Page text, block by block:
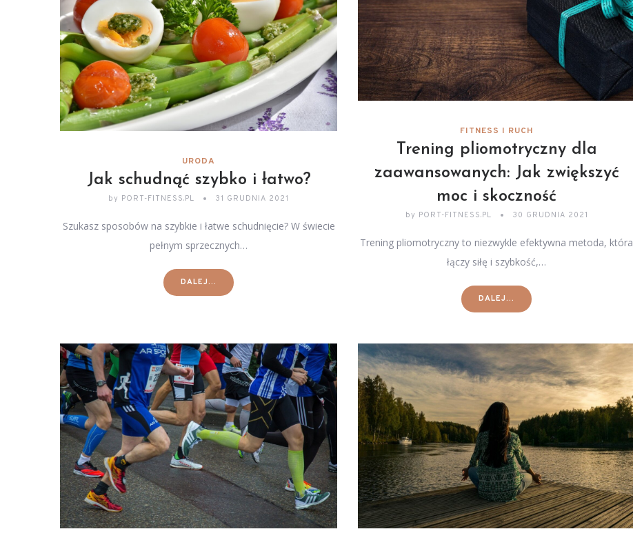
URODA
Jak schudnąć szybko i łatwo?
by PORT-FITNESS.PL 31 GRUDNIA 2021
Szukasz sposobów na szybkie i łatwe schudnięcie? W świecie
pełnym sprzecznych…
DALEJ...
FITNESS I RUCH
Trening pliomotryczny dla
zaawansowanych: Jak zwiększyć
moc i skoczność
by PORT-FITNESS.PL 30 GRUDNIA 2021
Trening pliomotryczny to niezwykle efektywna metoda, która
łączy siłę i szybkość,…
DALEJ...